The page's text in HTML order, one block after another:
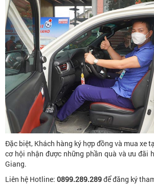
Đặc biệt, Khách hàng ký hợp đồng và mua xe
cơ hội nhận được những phần quà và ưu đãi
Giang.
Liên hệ Hotline: 0899.289.289để đăng ký